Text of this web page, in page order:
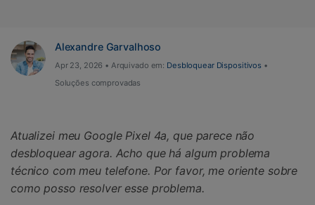
Alexandre Garvalhoso
Apr 23, 2026 • Arquivado em: Desbloquear Dispositivos •
Soluções comprovadas
Atualizei meu Google Pixel 4a, que parece não
desbloquear agora. Acho que há algum problema
técnico com meu telefone. Por favor, me oriente sobre
como posso resolver esse problema.